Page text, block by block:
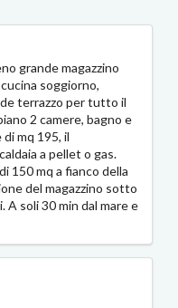
grande magazzino
soggiorno,
terrazzo per tutto il
2 camere, bagno e
mq 195, il
a pellet o gas.
150 mq a fianco della
del magazzino sotto
A soli 30 min dal mare e